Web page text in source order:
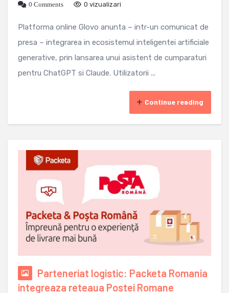
0 Comments
0 vizualizari
Platforma online Glovo anunta – intr-un comunicat de
presa – integrarea in ecosistemul inteligentei artificiale
generative, prin lansarea unui asistent de cumparaturi
pentru ChatGPT si Claude. Utilizatorii ...
Continue reading
Parteneriat logistic: Packeta Romania
integreaza reteaua Postei Romane